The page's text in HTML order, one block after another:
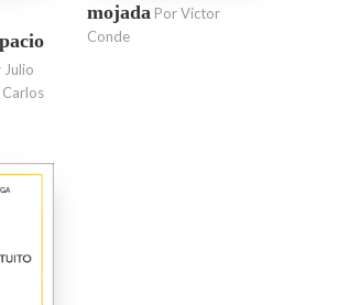
Julio
Carlos
mojada Por Víctor
Conde